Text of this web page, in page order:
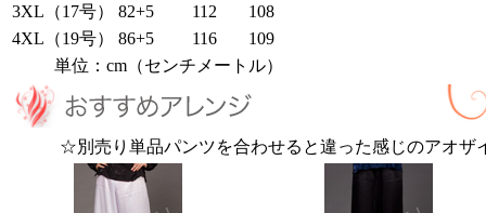
3XL（17号）
82+5 112
108
4XL（19号）
86+5 116
109
単位：cm（センチメートル）
☆別売り単品パンツを合わせると違った感じのアオザ